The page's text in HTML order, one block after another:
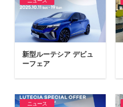
新型ルーテシア デビュ
ーフェア
ニュース